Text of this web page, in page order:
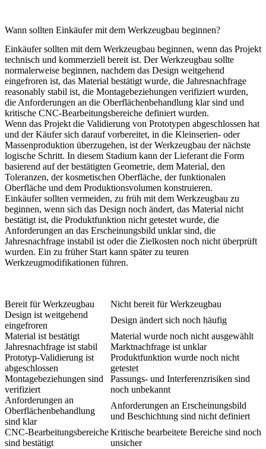
Wann sollten Einkäufer mit dem Werkzeugbau beginnen?
Einkäufer sollten mit dem Werkzeugbau beginnen, wenn das Projekt
technisch und kommerziell bereit ist. Der Werkzeugbau sollte
normalerweise beginnen, nachdem das Design weitgehend
eingefroren ist, das Material bestätigt wurde, die Jahresnachfrage
reasonably stabil ist, die Montagebeziehungen verifiziert wurden,
die Anforderungen an die Oberflächenbehandlung klar sind und
kritische CNC-Bearbeitungsbereiche definiert wurden.
Wenn das Projekt die Validierung von Prototypen abgeschlossen hat
und der Käufer sich darauf vorbereitet, in die Kleinserien- oder
Massenproduktion überzugehen, ist der Werkzeugbau der nächste
logische Schritt. In diesem Stadium kann der Lieferant die Form
basierend auf der bestätigten Geometrie, dem Material, den
Toleranzen, der kosmetischen Oberfläche, der funktionalen
Oberfläche und dem Produktionsvolumen konstruieren.
Einkäufer sollten vermeiden, zu früh mit dem Werkzeugbau zu
beginnen, wenn sich das Design noch ändert, das Material nicht
bestätigt ist, die Produktfunktion nicht getestet wurde, die
Anforderungen an das Erscheinungsbild unklar sind, die
Jahresnachfrage instabil ist oder die Zielkosten noch nicht überprüft
wurden. Ein zu früher Start kann später zu teuren
Werkzeugmodifikationen führen.
Bereit für Werkzeugbau
Nicht bereit für Werkzeugbau
Design ist weitgehend
eingefroren
Design ändert sich noch häufig
Material ist bestätigt
Material wurde noch nicht ausgewählt
Jahresnachfrage ist stabil
Marktnachfrage ist unklar
Prototyp-Validierung ist
abgeschlossen
Produktfunktion wurde noch nicht
getestet
Montagebeziehungen sind
verifiziert
Passungs- und Interferenzrisiken sind
noch unbekannt
Anforderungen an
Oberflächenbehandlung
sind klar
Anforderungen an Erscheinungsbild
und Beschichtung sind nicht definiert
CNC-Bearbeitungsbereiche
sind bestätigt
Kritische bearbeitete Bereiche sind noch
unsicher